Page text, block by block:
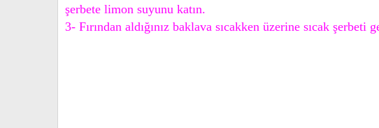
şerbete limon suyunu katın.
3- Fırından aldığınız baklava sıcakken üzerine sıcak